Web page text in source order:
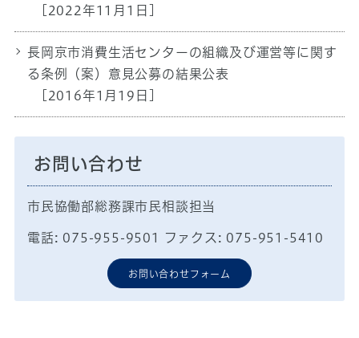
[2022年11月1日]
長岡京市消費生活センターの組織及び運営等に関す
る条例（案）意見公募の結果公表
[2016年1月19日]
お問い合わせ
市民協働部総務課市民相談担当
電話: 075-955-9501 ファクス: 075-951-5410
お問い合わせフォーム